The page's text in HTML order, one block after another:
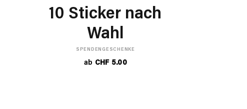
10 Sticker nach
Wahl
SPENDENGESCHENKE
ab CHF5.00